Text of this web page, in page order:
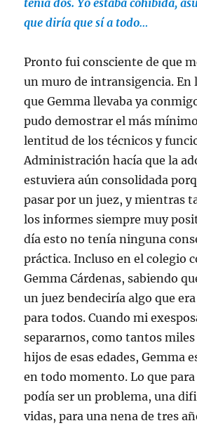
tenía dos. Yo estaba cohibida,
que diría que sí a todo…
Pronto fui consciente de que
un muro de intransigencia. En
que Gemma llevaba ya
pudo demostrar el más
lentitud de los técnicos y
Administración hacía que la
estuviera aún consolidada
pasar por un juez, y mientras
los informes siempre muy
día esto no tenía ninguna
práctica. Incluso en el colegio
Gemma Cárdenas, sabiendo
un juez bendeciría algo que
para todos. Cuando mi
separarnos, como tantos miles
hijos de esas edades, Gemma
en todo momento. Lo que
podía ser un problema, una
vidas, para una nena de tres